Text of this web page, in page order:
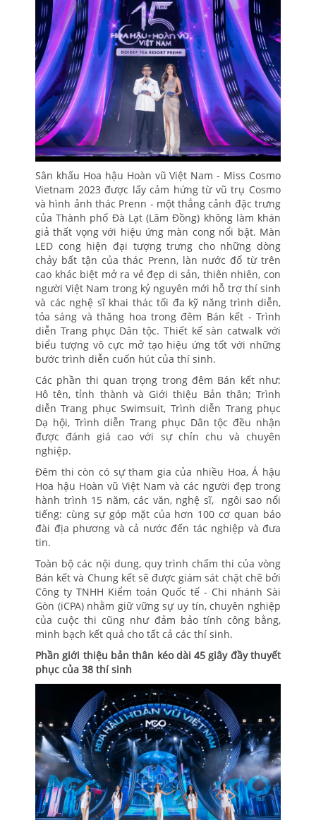
Sân khấu Hoa hậu Hoàn vũ Việt Nam - Miss Cosmo
Vietnam 2023 được lấy cảm hứng từ vũ trụ Cosmo
và hình ảnh thác Prenn - một thắng cảnh đặc trưng
của Thành phố Đà Lạt (Lâm Đồng) không làm khán
giả thất vọng với hiệu ứng màn cong nổi bật. Màn
LED cong hiện đại tượng trưng cho những dòng
chảy bất tận của thác Prenn, làn nước đổ từ trên
cao khác biệt mở ra vẻ đẹp di sản, thiên nhiên, con
người Việt Nam trong kỷ nguyên mới hỗ trợ thí sinh
và các nghệ sĩ khai thác tối đa kỹ năng trình diễn,
tỏa sáng và thăng hoa trong đêm Bán kết - Trình
diễn Trang phục Dân tộc. Thiết kế sàn catwalk với
biểu tượng vô cực mở tạo hiệu ứng tốt với những
bước trình diễn cuốn hút của thí sinh.
Các phần thi quan trọng trong đêm Bán kết như:
Hô tên, tỉnh thành và Giới thiệu Bản thân; Trình
diễn Trang phục Swimsuit, Trình diễn Trang phục
Dạ hội, Trình diễn Trang phục Dân tộc đều nhận
được đánh giá cao với sự chỉn chu và chuyên
nghiệp.
Đêm thi còn có sự tham gia của nhiều Hoa, Á hậu
Hoa hậu Hoàn vũ Việt Nam và các người đẹp trong
hành trình 15 năm, các văn, nghệ sĩ, ngôi sao nổi
tiếng: cùng sự góp mặt của hơn 100 cơ quan báo
đài địa phương và cả nước đến tác nghiệp và đưa
tin.
Toàn bộ các nội dung, quy trình chấm thi của vòng
Bán kết và Chung kết sẽ được giám sát chặt chẽ bởi
Công ty TNHH Kiểm toán Quốc tế - Chi nhánh Sài
Gòn (iCPA) nhằm giữ vững sự uy tín, chuyên nghiệp
của cuộc thi cũng như đảm bảo tính công bằng,
minh bạch kết quả cho tất cả các thí sinh.
Phần giới thiệu bản thân kéo dài 45 giây đầy thuyết
phục của 38 thí sinh